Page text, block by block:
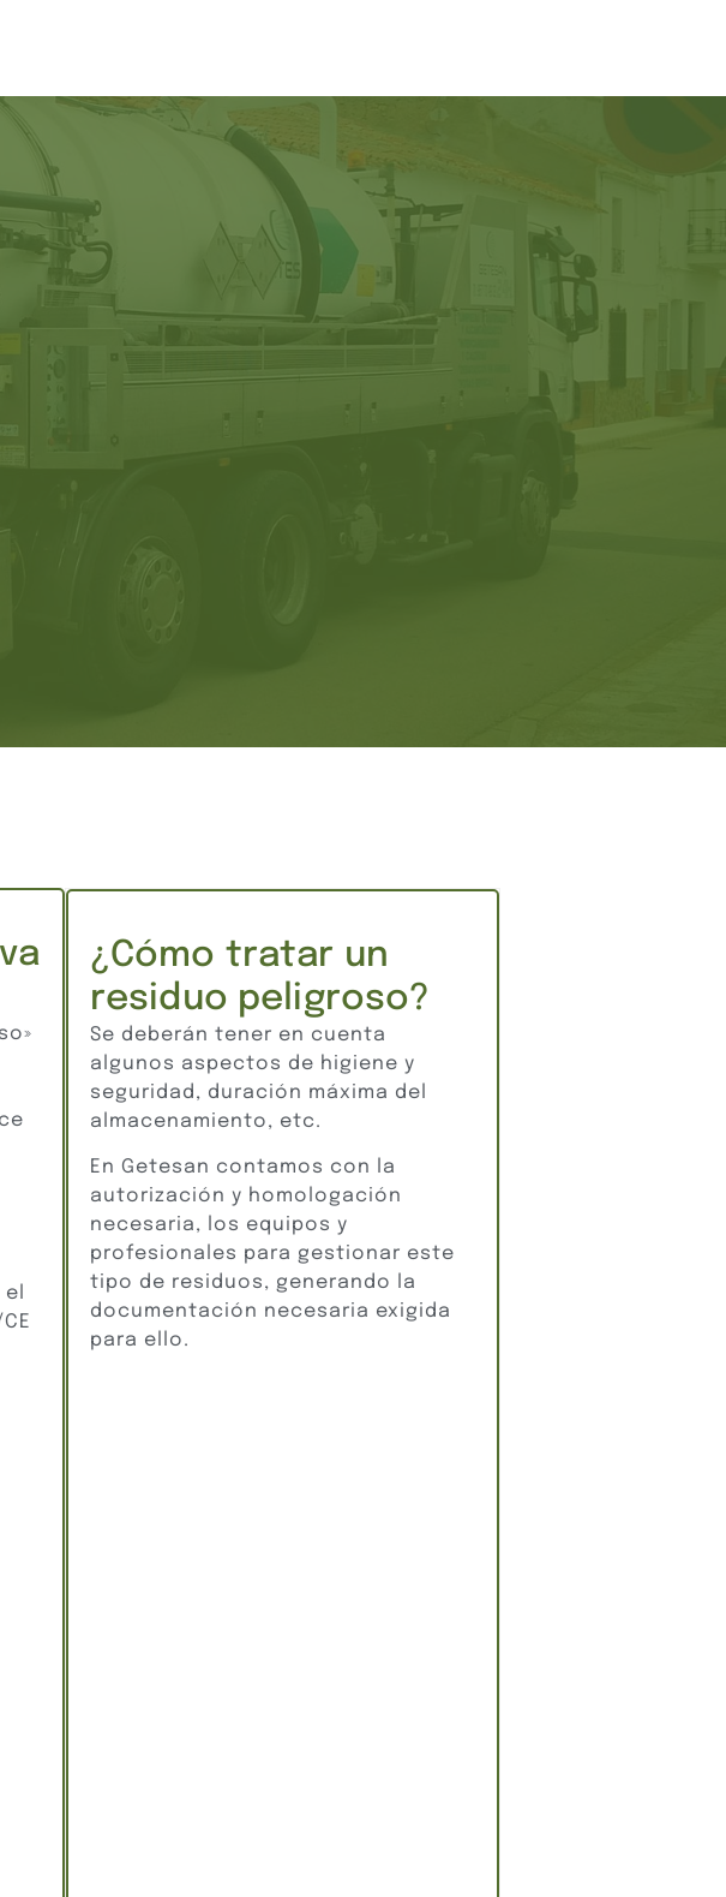
¿Cómo tratar un
residuo peligroso?
Se deberán tener en cuenta
algunos aspectos de higiene y
seguridad, duración máxima del
almacenamiento, etc.
En Getesan contamos con la
autorización y homologación
necesaria, los equipos y
profesionales para gestionar este
tipo de residuos, generando la
documentación necesaria exigida
para ello.